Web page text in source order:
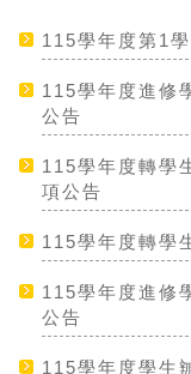
115學年度第1
115學年度進修
公告
115學年度轉學
項公告
115學年度轉學
115學年度進修
公告
115學年度學生